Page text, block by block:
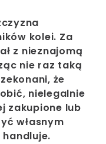
kolei. Za
z nieznajomą
nie raz taką
że
nielegalnie
zakupione lub
własnym